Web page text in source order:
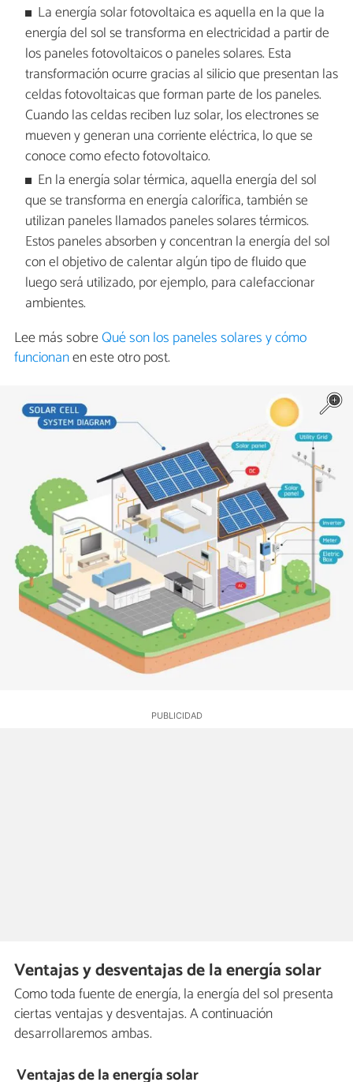
La energía solar fotovoltaica es aquella en la que la
energía del sol se transforma en electricidad a partir de
los paneles fotovoltaicos o paneles solares. Esta
transformación ocurre gracias al silicio que presentan las
celdas fotovoltaicas que forman parte de los paneles.
Cuando las celdas reciben luz solar, los electrones se
mueven y generan una corriente eléctrica, lo que se
conoce como efecto fotovoltaico.
En la energía solar térmica, aquella energía del sol
que se transforma en energía calorífica, también se
utilizan paneles llamados paneles solares térmicos.
Estos paneles absorben y concentran la energía del sol
con el objetivo de calentar algún tipo de fluido que
luego será utilizado, por ejemplo, para calefaccionar
ambientes.
Lee más sobreQué son los paneles solares y cómo
funcionanen este otro post.
Ventajas y desventajas de la energía solar
Como toda fuente de energía, la energía del sol presenta
ciertas ventajas y desventajas. A continuación
desarrollaremos ambas.
Ventajas de la energía solar